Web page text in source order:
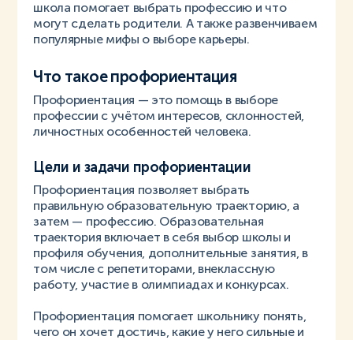
школа помогает выбрать профессию и что
могут сделать родители. А также развенчиваем
популярные мифы о выборе карьеры.
Что такое профориентация
Профориентация — это помощь в выборе
профессии с учётом интересов, склонностей,
личностных особенностей человека.
Цели и задачи профориентации
Профориентация позволяет выбрать
правильную образовательную траекторию, а
затем — профессию. Образовательная
траектория включает в себя выбор школы и
профиля обучения, дополнительные занятия, в
том числе с репетиторами, внеклассную
работу, участие в олимпиадах и конкурсах.
Профориентация помогает школьнику понять,
чего он хочет достичь, какие у него сильные и